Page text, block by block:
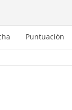
Puntuación